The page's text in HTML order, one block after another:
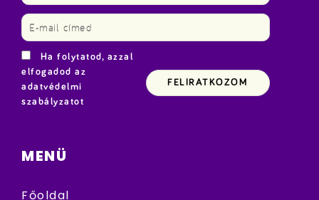
Ha folytatod, azzal
elfogadod az
adatvédelmi
szabályzatot
MENÜ
Főoldal